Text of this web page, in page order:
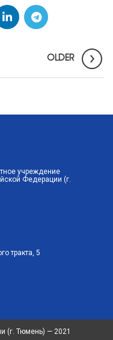
OLDER
учреждение
Федерации (г.
тракта, 5
(г. Тюмень) — 2021